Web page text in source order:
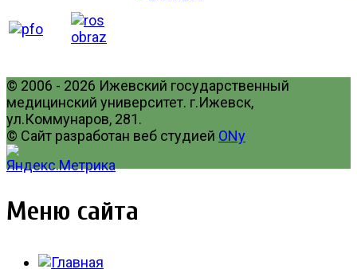
© 2006 - 2026 Ижевский государственный
медицинский университет. г.Ижевск,
ул.Коммунаров, 281.
© Сайт разработан веб студией ONy
Меню сайта